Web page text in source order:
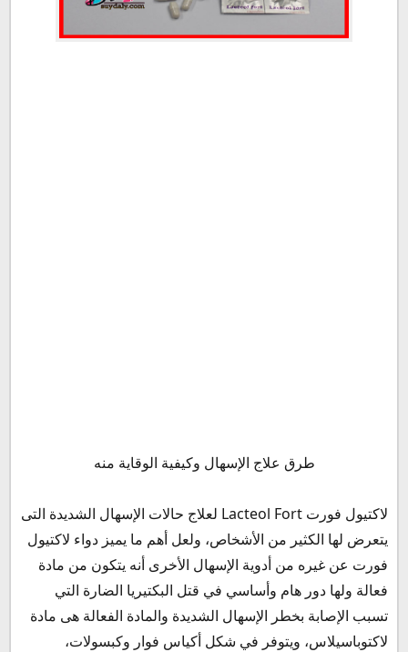
المادة الفعالة في لاكتيول فورت Lacteol Fort
baby
لاكتيول فورت بروبيوتيك Lacteol Forte Probiotic
دواعي استعمال دواء لاكتيول فورت Lacteol Fort
الأثار الجانبية لدواء لاكتيول فورت lacteol forte side
effects
موانع استعمال علاج لاكتيول فورت Lacteol Fort
طرق علاج الإسهال وكيفية الوقاية منه
لاكتيول فورت Lacteol Fort لعلاج حالات الإسهال الشديدة التى
يتعرض لها الكثير من الأشخاص، ولعل أهم ما يميز دواء لاكتيول
فورت عن غيره من أدوية الإسهال الأخرى أنه يتكون من مادة
فعالة ولها دور هام وأساسي في قتل البكتيريا الضارة التي
تسبب الإصابة بخطر الإسهال الشديدة والمادة الفعالة هى مادة
لاكتوباسيلاس، ويتوفر في شكل أكياس فوار وكبسولات،